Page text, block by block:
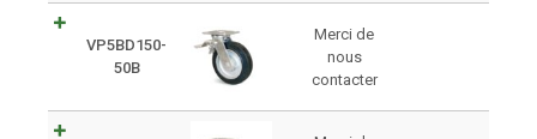
VP5BD150-
50B
Merci de
nous
contacter